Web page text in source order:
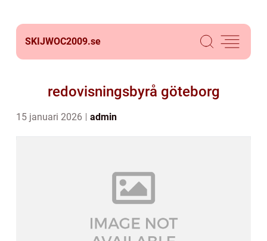
SKIJWOC2009.se
redovisningsbyrå göteborg
15 januari 2026 admin